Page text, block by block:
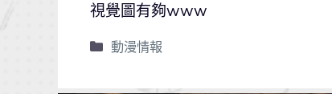
視覺圖有夠www
動漫情報